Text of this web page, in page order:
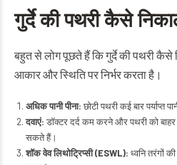
गुर्दे की पथरी कैसे
बहुत से लोग पूछते हैं कि गुर्दे की पथरी कैसे
आकार और स्थिति पर निर्भर करता है।
अधिक पानी पीना: छोटी पथरी कई बार
दवाएं: डॉक्टर दर्द कम करने और पथरी को
सकते हैं।
शॉक वेव लिथोट्रिप्सी (ESWL): ध्वनि तरंगों